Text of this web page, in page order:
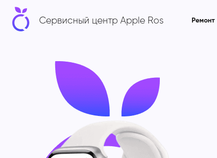
Сервисный центр Apple Ros Ремонт